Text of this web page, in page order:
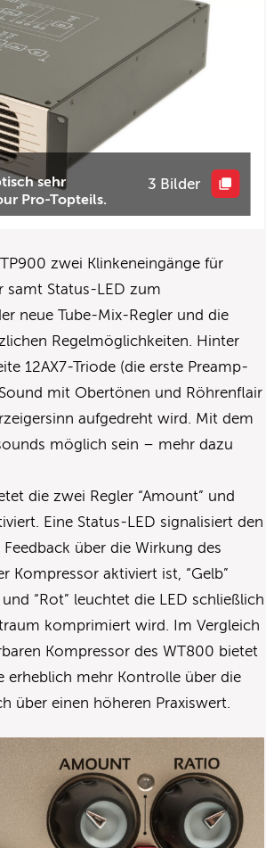
sehr
Pro-Topteils.
3 Bilder
zwei Klinkeneingänge für
samt Status-LED zum
neue Tube-Mix-Regler und die
Regelmöglichkeiten. Hinter
12AX7-Triode (die erste Preamp-
mit Obertönen und Röhrenflair
aufgedreht wird. Mit dem
möglich sein – mehr dazu
die zwei Regler “Amount” und
Eine Status-LED signalisiert den
über die Wirkung des
Kompressor aktiviert ist, “Gelb”
“Rot” leuchtet die LED schließlich
komprimiert wird. Im Vergleich
Kompressor des WT800 bietet
erheblich mehr Kontrolle über die
über einen höheren Praxiswert.